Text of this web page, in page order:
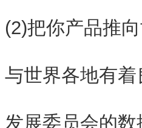
(2)把你产品推
与世界各地有
发展委员会的